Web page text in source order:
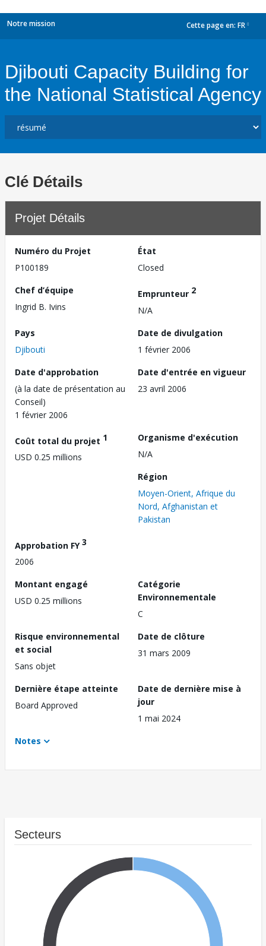
Notre mission Cette page en: FR
Djibouti Capacity Building for
the National Statistical Agency
Clé Détails
Projet Détails
Numéro du Projet
P100189
État
Closed
Chef d’équipe
Ingrid B. Ivins
Emprunteur 2
N/A
Pays
Djibouti
Date de divulgation
1 février 2006
Date d'approbation
(à la date de présentation au
Conseil)
1 février 2006
Date d'entrée en vigueur
23 avril 2006
Coût total du projet 1
USD 0.25 millions
Organisme d'exécution
N/A
Région
Moyen-Orient, Afrique du
Nord, Afghanistan et
Pakistan
Approbation FY3
2006
Montant engagé
USD 0.25 millions
Catégorie
Environnementale
C
Risque environnemental
et social
Sans objet
Date de clôture
31 mars 2009
Dernière étape atteinte
Board Approved
Date de dernière mise à
jour
1 mai 2024
Notes
Secteurs